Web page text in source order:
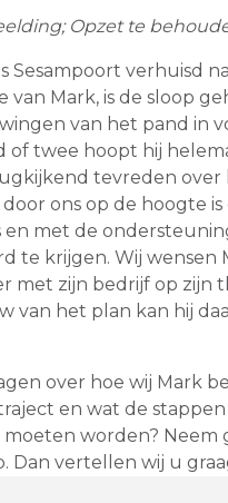
Opzet te
Sesampoort verhuisd
van Mark, is de sloop
van het pand in
of twee hoopt hij
tevreden over
ons op de hoogte
en met de
te krijgen. Wij wensen
met zijn bedrijf op zijn
van het plan kan hij
over hoe wij Mark
en wat de
worden? Neem
Dan vertellen wij u